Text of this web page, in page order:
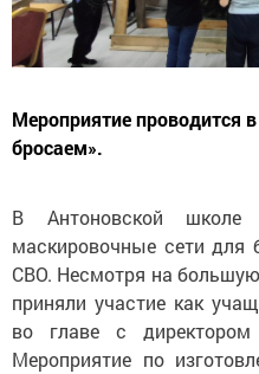
Мероприятие проводится
бросаем».
В Антоновской школе
маскировочные сети для
СВО. Несмотря на большую
приняли участие как
во главе с директором
Мероприятие по